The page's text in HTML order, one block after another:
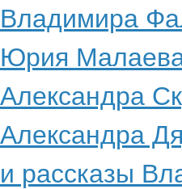
рассказы